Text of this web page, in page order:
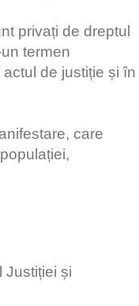
privați de dreptul
termen
de justiție și în
care
Justiției și